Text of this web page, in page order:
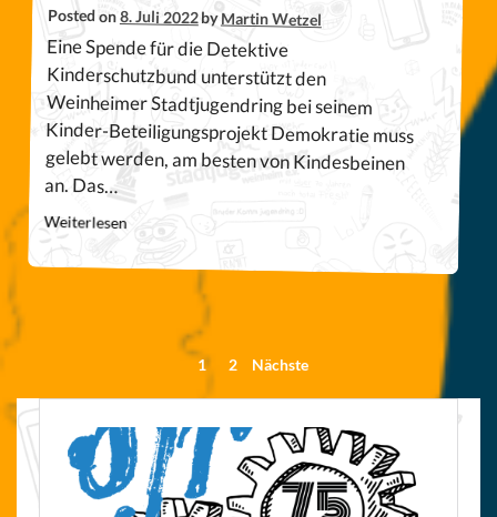
Posted on8. Juli 2022byMartin Wetzel
Eine Spende für die Detektive
Kinderschutzbund unterstützt den
Weinheimer Stadtjugendring bei seinem
Kinder-Beteiligungsprojekt Demokratie muss
gelebt werden, am besten von Kindesbeinen
an. Das…
Weiterlesen
Seitennummerierung
Beiträge
1 2 Nächste